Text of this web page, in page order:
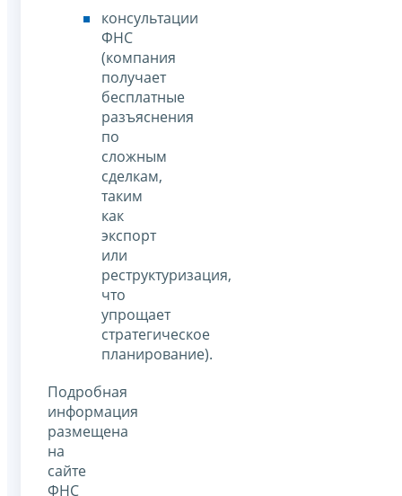
консультации
ФНС
(компания
получает
бесплатные
разъяснения
по
сложным
сделкам,
таким
как
экспорт
или
реструктуризация,
что
упрощает
стратегическое
планирование).
Подробная
информация
размещена
на
сайте
ФНС